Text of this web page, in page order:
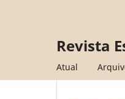
Revista
Atual